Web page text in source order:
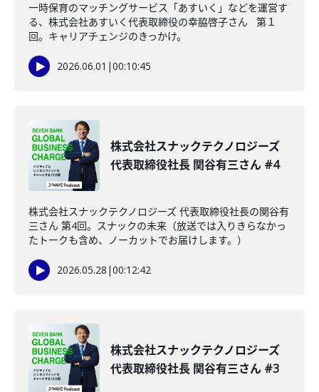
一時保育のマッチングサービス「あすいく」などを運営す
る、株式会社あすいく代表取締役の幸脇啓子さん 第１
回。キャリアチェンジのきっかけ。
2026.06.01 |00:10:45
株式会社スナックテクノロジーズ
代表取締役社長 関谷有三さん #4
株式会社スナックテクノロジーズ 代表取締役社長の関谷有
三さん 第4回。スナックの未来（放送では入りきらなかっ
たトークも含め、ノーカットでお届けします。）
2026.05.28 |00:12:42
株式会社スナックテクノロジーズ
代表取締役社長 関谷有三さん #3